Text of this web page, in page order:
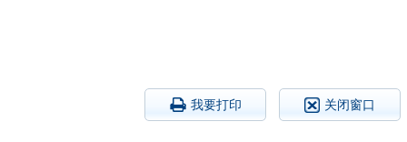
我要打印 关闭窗口